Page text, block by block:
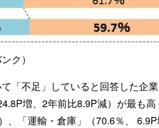
ク）
「不足」していると回答した企
増、2年前比8.9P減）が最も
、「運輸・倉庫」（70.6％、